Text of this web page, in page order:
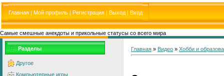
Главная | Мой профиль | Регистрация | Выход | Вход
Самые смешные анекдоты и прикольные статусы со всего мира
Разделы
Другое
Компьютерные игры
Главная » Видео » Хобби и